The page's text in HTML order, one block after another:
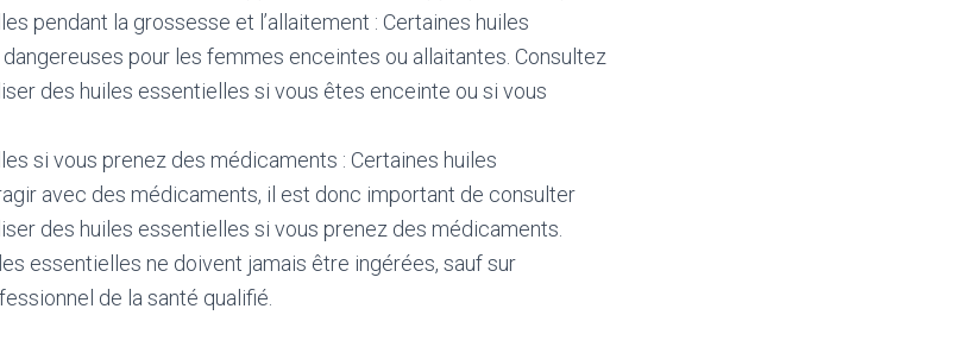
pendant la grossesse et l’allaitement : Certaines huiles
pour les femmes enceintes ou allaitantes. Consultez
des huiles essentielles si vous êtes enceinte ou si vous
si vous prenez des médicaments : Certaines huiles
avec des médicaments, il est donc important de consulter
des huiles essentielles si vous prenez des médicaments.
essentielles ne doivent jamais être ingérées, sauf sur
de la santé qualifié.